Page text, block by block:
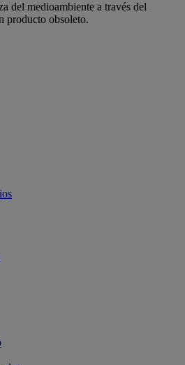
del medioambiente a través del
producto obsoleto.